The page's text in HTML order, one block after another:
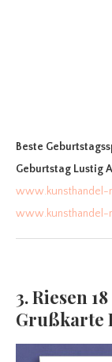
Beste
Geburtstag Lustig
www.kunsthandel-
www.kunsthandel-
3. Riesen
Grußkarte